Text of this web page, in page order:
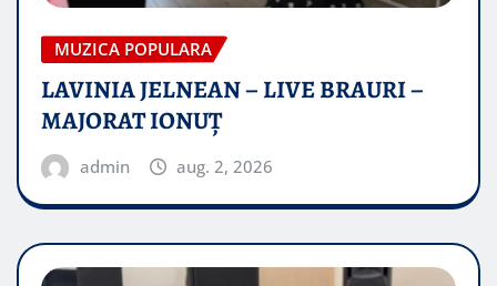
MUZICA POPULARA
LAVINIA JELNEAN – LIVE BRAURI –
MAJORAT IONUŢ
admin aug. 2, 2026